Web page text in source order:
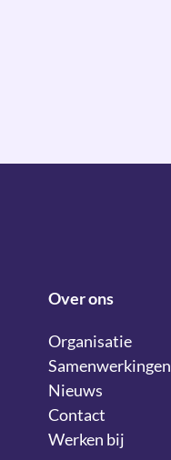
Over ons
Organisatie
Samenwerkingen
Nieuws
Contact
Werken bij